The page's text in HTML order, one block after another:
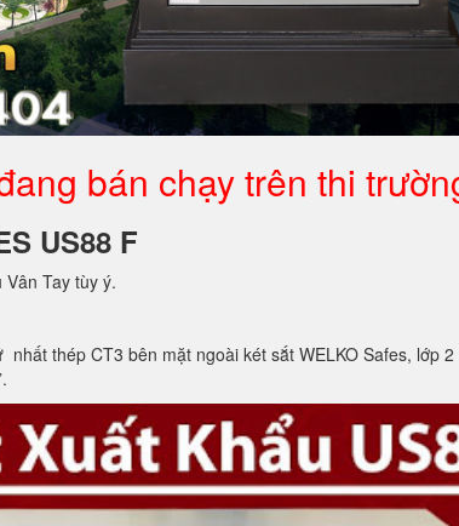
bán chạy trên thi
US88 F
Tay tùy ý.
thép CT3 bên mặt ngoài két sắt WELKO Safes, lớp